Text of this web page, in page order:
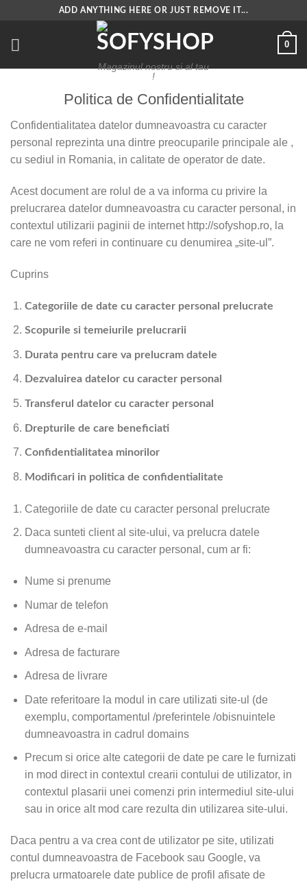
content
ADD ANYTHING HERE OR JUST REMOVE IT...
Magazinul nostru si al tau
!
0
Politica de Confidentialitate
Confidentialitatea datelor dumneavoastra cu caracter
personal reprezinta una dintre preocuparile principale ale ,
cu sediul in Romania, in calitate de operator de date.
Acest document are rolul de a va informa cu privire la
prelucrarea datelor dumneavoastra cu caracter personal, in
contextul utilizarii paginii de internet http://sofyshop.ro, la
care ne vom referi in continuare cu denumirea „site-ul”.
Cuprins
Categoriile de date cu caracter personal prelucrate
Scopurile si temeiurile prelucrarii
Durata pentru care va prelucram datele
Dezvaluirea datelor cu caracter personal
Transferul datelor cu caracter personal
Drepturile de care beneficiati
Confidentialitatea minorilor
Modificari in politica de confidentialitate
Categoriile de date cu caracter personal prelucrate
Daca sunteti client al site-ului, va prelucra datele
dumneavoastra cu caracter personal, cum ar fi:
Nume si prenume
Numar de telefon
Adresa de e-mail
Adresa de facturare
Adresa de livrare
Date referitoare la modul in care utilizati site-ul (de
exemplu, comportamentul /preferintele /obisnuintele
dumneavoastra in cadrul domains
Precum si orice alte categorii de date pe care le furnizati
in mod direct in contextul crearii contului de utilizator, in
contextul plasarii unei comenzi prin intermediul site-ului
sau in orice alt mod care rezulta din utilizarea site-ului.
Daca pentru a va crea cont de utilizator pe site, utilizati
contul dumneavoastra de Facebook sau Google, va
prelucra urmatoarele date publice de profil afisate de